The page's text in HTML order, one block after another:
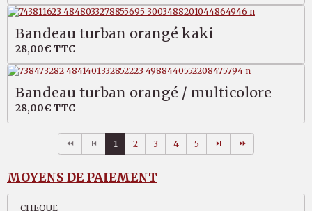
Bandeau turban orangé kaki
28,00€ TTC
Bandeau turban orangé / multicolore
28,00€ TTC
1 2 3 4 5
MOYENS DE PAIEMENT
CHEQUE